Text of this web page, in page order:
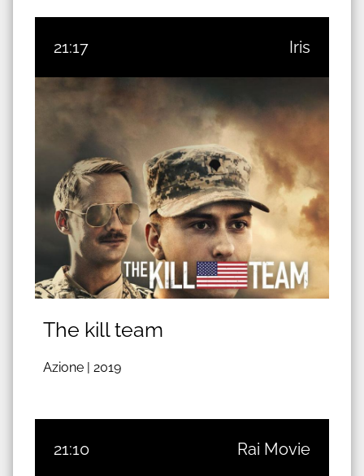
21:17 Iris
The kill team
Azione | 2019
21:10 Rai Movie